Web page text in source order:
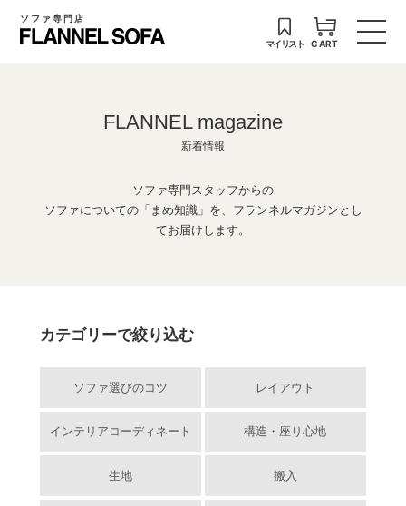
ソファ専門店
マイリスト CART
FLANNEL magazine
新着情報
ソファ専門スタッフからの
ソファについての「まめ知識」を、フランネルマガジンとし
てお届けします。
カテゴリーで絞り込む
ソファ選びのコツ レイアウト
インテリアコーディネート 構造・座り心地
生地 搬入